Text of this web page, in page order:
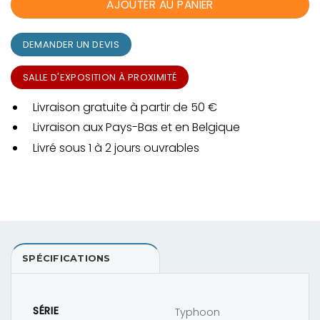
AJOUTER AU PANIER
DEMANDER UN DEVIS
SALLE D'EXPOSITION À PROXIMITÉ
Livraison gratuite à partir de 50 €
Livraison aux Pays-Bas et en Belgique
Livré sous 1 à 2 jours ouvrables
SPÉCIFICATIONS
SÉRIE Typhoon